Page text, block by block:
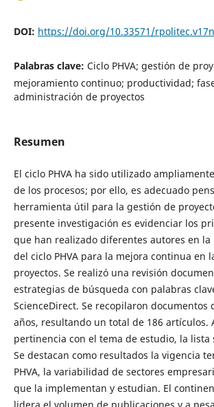
DOI: https://doi.org/10.33571/
Palabras clave: Ciclo PHVA; gestión de
mejoramiento continuo; productividad;
administración de proyectos
Resumen
El ciclo PHVA ha sido utilizado
de los procesos; por ello, es adecuado
herramienta útil para la gestión de
presente investigación es evidenciar los
que han realizado diferentes autores en
del ciclo PHVA para la mejora continua en
proyectos. Se realizó una revisión
estrategias de búsqueda con palabras
ScienceDirect. Se recopilaron documentos
años, resultando un total de 186 artículos.
pertinencia con el tema de estudio, la lista
Se destacan como resultados la vigencia
PHVA, la variabilidad de sectores
que la implementan y estudian. El